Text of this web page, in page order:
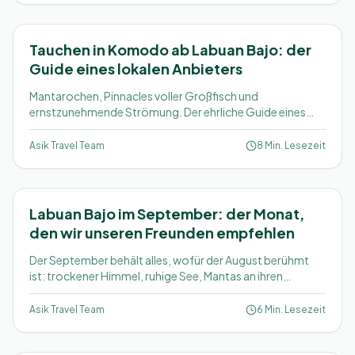
Tauchen in Komodo ab Labuan Bajo: der
Guide eines lokalen Anbieters
Mantarochen, Pinnacles voller Großfisch und
ernstzunehmende Strömung. Der ehrliche Guide eines
Anbieters aus Labuan Bajo zum Tauchen im Komodo-
Nationalpark, von Tauchplätzen über Jahreszeiten bis zu
Asik Travel Team 8 Min. Lesezeit
Labuan Bajo im September: der Monat,
den wir unseren Freunden empfehlen
Der September behält alles, wofür der August berühmt
ist: trockener Himmel, ruhige See, Mantas an ihren
Putzerstationen. Weg sind der Andrang und rund 25%
vom Preis. Hier die ehrliche Einordnung.
Asik Travel Team 6 Min. Lesezeit